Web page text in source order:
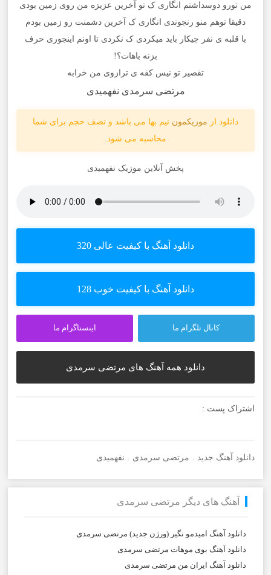
من تورو دوسداشتم انگاری ک تو آخرین عزیزه من روی زمین بودی
دقیقا توهم منو رنجوندی انگاری ک آخرین دشمنت رو زمین بودم
با قلبه ی نفر چیکار باید میکردی ک نکردی تا اونم اینجوری حرف
بزنه باهات؟!
تقصیر تو نیس کفه ی ترازوی من خرابه
مرتضی سرمدی نفهمیدی
دانلود از موزیکمون نیم بها می باشد و نصف حجم برای شما
محاسبه می شود.
پخش آنلاین موزیک نفهمیدی
دانلود آهنگ با کیفیت عالی 320
دانلود آهنگ با کیفیت خوب 128
کانال تلگرام ما اینستاگرام ما
دانلود همه آهنگ های مرتضی سرمدی
اشتراک پست :
دانلود آهنگ جدید ، مرتضی سرمدی ، نفهمیدی
آهنگ های دیگر مرتضی سرمدی
دانلود آهنگ امیدمو نگیر (ورژن جدید) مرتضی سرمدی
دانلود آهنگ بوی موهات مرتضی سرمدی
دانلود آهنگ ایران من مرتضی سرمدی